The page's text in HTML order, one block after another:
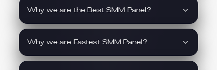
Why we are the Best SMM Panel?
Why we are Fastest SMM Panel?